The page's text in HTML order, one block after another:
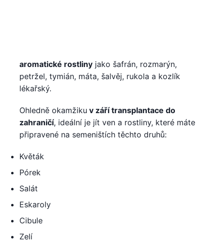
aromatické rostliny jako šafrán, rozmarýn,
petržel, tymián, máta, šalvěj, rukola a kozlík
lékařský.
Ohledně okamžiku v září transplantace do
zahraničí, ideální je jít ven a rostliny, které máte
připravené na semeništích těchto druhů:
Květák
Pórek
Salát
Eskaroly
Cibule
Zelí